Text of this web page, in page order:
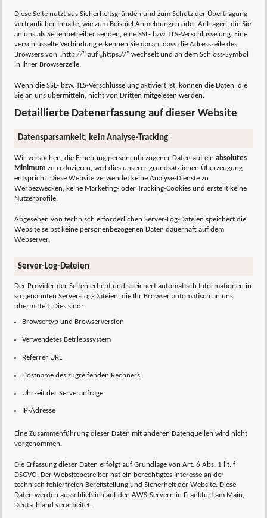
Diese Seite nutzt aus Sicherheitsgründen und zum Schutz der Übertragung
vertraulicher Inhalte, wie zum Beispiel Anmeldungen oder Anfragen, die Sie
an uns als Seitenbetreiber senden, eine SSL- bzw. TLS-Verschlüsselung. Eine
verschlüsselte Verbindung erkennen Sie daran, dass die Adresszeile des
Browsers von „http://" auf „https://" wechselt und an dem Schloss-Symbol
in Ihrer Browserzeile.
Wenn die SSL- bzw. TLS-Verschlüsselung aktiviert ist, können die Daten, die
Sie an uns übermitteln, nicht von Dritten mitgelesen werden.
Detaillierte Datenerfassung auf dieser Website
Datensparsamkeit, kein Analyse-Tracking
Wir versuchen, die Erhebung personenbezogener Daten auf ein absolutes
Minimum zu reduzieren, weil dies unserer grundsätzlichen Überzeugung
entspricht. Diese Website verwendet keine Analyse-Dienste zu
Werbezwecken, keine Marketing- oder Tracking-Cookies und erstellt keine
Nutzerprofile.
Abgesehen von technisch erforderlichen Server-Log-Dateien speichert die
Website selbst keine personenbezogenen Daten dauerhaft auf dem
Webserver.
Server-Log-Dateien
Der Provider der Seiten erhebt und speichert automatisch Informationen in
so genannten Server-Log-Dateien, die Ihr Browser automatisch an uns
übermittelt. Dies sind:
Browsertyp und Browserversion
Verwendetes Betriebssystem
Referrer URL
Hostname des zugreifenden Rechners
Uhrzeit der Serveranfrage
IP-Adresse
Eine Zusammenführung dieser Daten mit anderen Datenquellen wird nicht
vorgenommen.
Die Erfassung dieser Daten erfolgt auf Grundlage von Art. 6 Abs. 1 lit. f
DSGVO. Der Websitebetreiber hat ein berechtigtes Interesse an der
technisch fehlerfreien Bereitstellung und Sicherheit der Website. Diese
Daten werden ausschließlich auf den AWS-Servern in Frankfurt am Main,
Deutschland verarbeitet.